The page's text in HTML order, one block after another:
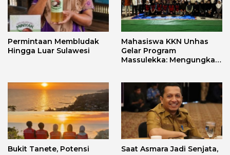
Permintaan Membludak
Hingga Luar Sulawesi
Mahasiswa KKN Unhas
Gelar Program
Massulekka: Mengungkap
Bukit Tanete, Potensi
Saat Asmara Jadi Senjata,